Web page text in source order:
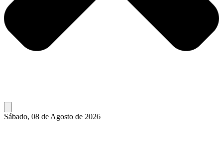
Sábado, 08 de Agosto de 2026